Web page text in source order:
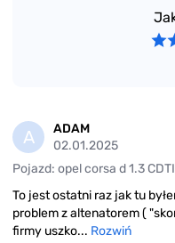
A
ADAM
02.01.2025
Pojazd: opel corsa d 1.3 CDTI
To jest ostatni raz jak tu
problem z altenatorem (
firmy uszko... Rozwiń